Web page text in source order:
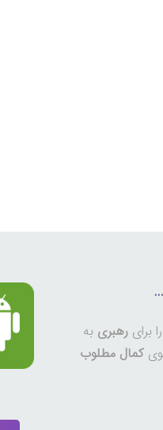
را برای رهبری به
کمال مطلوب